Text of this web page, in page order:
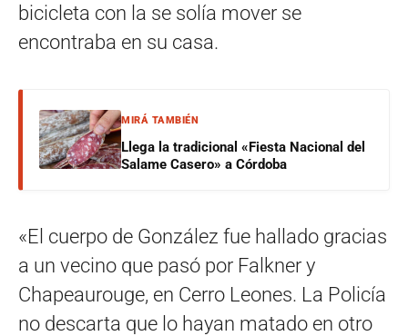
bicicleta con la se solía mover se
encontraba en su casa.
MIRÁ TAMBIÉN
Llega la tradicional «Fiesta Nacional del
Salame Casero» a Córdoba
«El cuerpo de González fue hallado gracias
a un vecino que pasó por Falkner y
Chapeaurouge, en Cerro Leones. La Policía
no descarta que lo hayan matado en otro